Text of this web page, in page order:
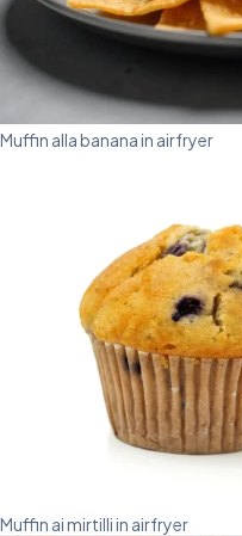
Muffin alla banana in airfryer
Muffin ai mirtilli in airfryer